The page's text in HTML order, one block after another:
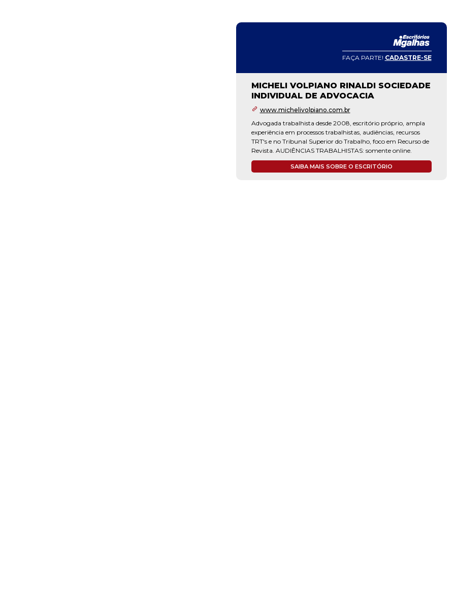
FAÇA PARTE! CADASTRE-SE
MICHELI VOLPIANO RINALDI SOCIEDADE
INDIVIDUAL DE ADVOCACIA
www.michelivolpiano.com.br
Advogada trabalhista desde 2008, escritório próprio, ampla
experiência em processos trabalhistas, audiências, recursos
TRT's e no Tribunal Superior do Trabalho, foco em Recurso de
Revista. AUDIÊNCIAS TRABALHISTAS: somente online.
SAIBA MAIS SOBRE O ESCRITÓRIO